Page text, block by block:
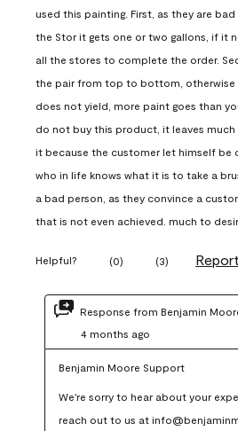
used this painting. First, as they are
the Stor it gets one or two gallons, if it
all the stores to complete the order.
the pair from top to bottom, otherwise
does not yield, more paint goes than
do not buy this product, it leaves much
it because the customer let himself be
who in life knows what it is to take a
a bad person, as they convince a
that is not even achieved. much to
Helpful? (0) (3) Report
Response from Benjamin
4 months ago
Benjamin Moore Support
We're sorry to hear about your
reach out to us at